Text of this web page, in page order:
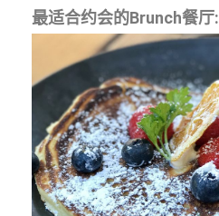
最适合约会的Brunch餐厅: